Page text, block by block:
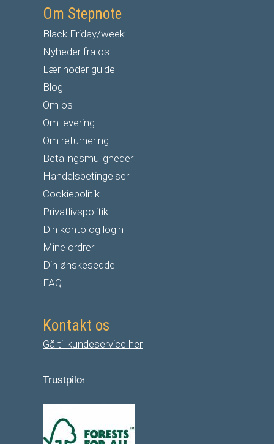
Om Stepnote
Black Friday/week
Nyheder fra os
Lær noder guide
Blog
Om os
Om levering
Om returnering
Betalingsmuligheder
Handelsbetingelser
Cookiepolitik
Privatlivspolitik
Din konto og login
Mine ordrer
Din ønskeseddel
FAQ
Kontakt os
Gå til kundeservice her
Trustpilot